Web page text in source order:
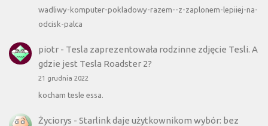
wadliwy-komputer-pokladowy-razem--z-zaplonem-lepiiej-na-
odcisk-palca
piotr- Tesla zaprezentowała rodzinne zdjęcie Tesli. A
gdzie jest Tesla Roadster 2?
21 grudnia 2022
kocham tesle essa.
Życiorys - Starlink daje użytkownikom wybór: bez